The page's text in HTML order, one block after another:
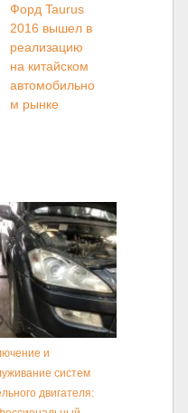
Форд Taurus
2016 вышел в
реализацию
на китайском
автомобильно
м рынке
и
систем
двигателя: